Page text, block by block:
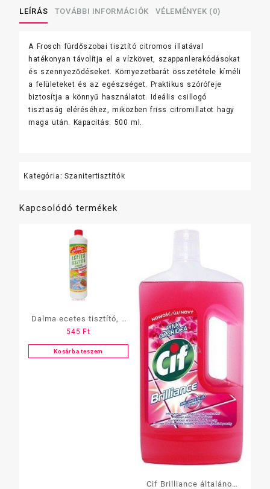
szórófejes,
500
mennyiség
LEÍRÁS TOVÁBBI INFORMÁCIÓK VÉLEMÉNYEK (0)
A Frosch fürdőszobai tisztító citromos illatával
hatékonyan távolítja el a vízkövet, szappanlerakódásokat
és szennyeződéseket. Környezetbarát összetétele kíméli
a felületeket és az egészséget. Praktikus szórófeje
biztosítja a könnyű használatot. Ideális csillogó
tisztaság eléréséhez, miközben friss citromillatot hagy
maga után. Kapacitás: 500 ml.
Kategória:Szanitertisztítók
Kapcsolódó termékek
Dalma ecetes tisztító, 1
L
545 Ft
Kosárba teszem
Cif Brilliance általános